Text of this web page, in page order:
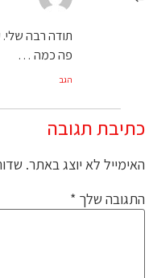
תודה רבה
פה כמה …
הגב
כתיבת תגובה
האימייל לא יוצג באתר.
התגובה שלך *